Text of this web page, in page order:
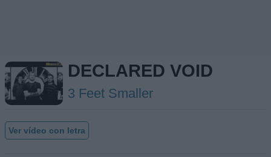
DECLARED VOID
3 Feet Smaller
Ver vídeo con letra